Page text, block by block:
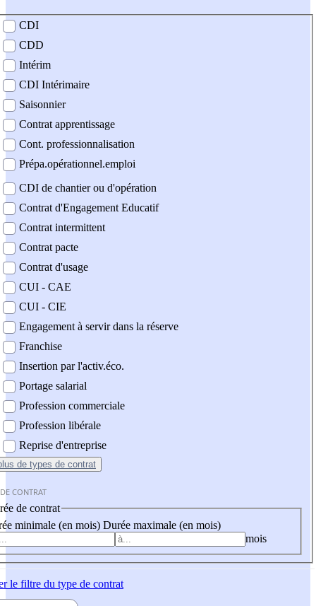
contrat
CDI
CDD
Intérim
CDI Intérimaire
Saisonnier
Contrat apprentissage
Cont. professionnalisation
Prépa.opérationnel.emploi
CDI de chantier ou d'opération
Contrat d'Engagement Educatif
Contrat intermittent
Contrat pacte
Contrat d'usage
CUI - CAE
CUI - CIE
Engagement à servir dans la réserve
Franchise
Insertion par l'activ.éco.
Portage salarial
Profession commerciale
Profession libérale
Reprise d'entreprise
de types de contrat
CONTRAT
de contrat
minimale (en mois) Durée maximale (en mois)
mois
le filtre du type de contrat